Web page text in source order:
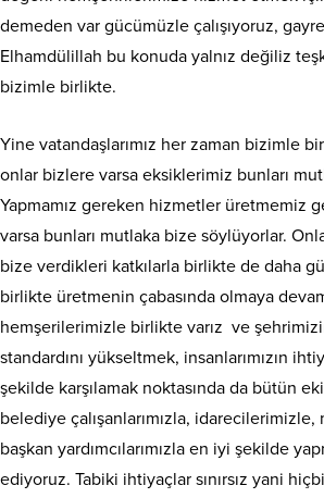
demeden var gücümüzle çalışıyoruz,
Elhamdülillah bu konuda yalnız değiliz
bizimle birlikte.
Yine vatandaşlarımız her zaman bizimle
onlar bizlere varsa eksiklerimiz bunları
Yapmamız gereken hizmetler üretmemiz
varsa bunları mutlaka bize söylüyorlar.
bize verdikleri katkılarla birlikte de daha
birlikte üretmenin çabasında olmaya
hemşerilerimizle birlikte varız ve
standardını yükseltmek, insanlarımızın
şekilde karşılamak noktasında da bütün
belediye çalışanlarımızla,
başkan yardımcılarımızla en iyi şekilde
ediyoruz. Tabiki ihtiyaçlar sınırsız yani